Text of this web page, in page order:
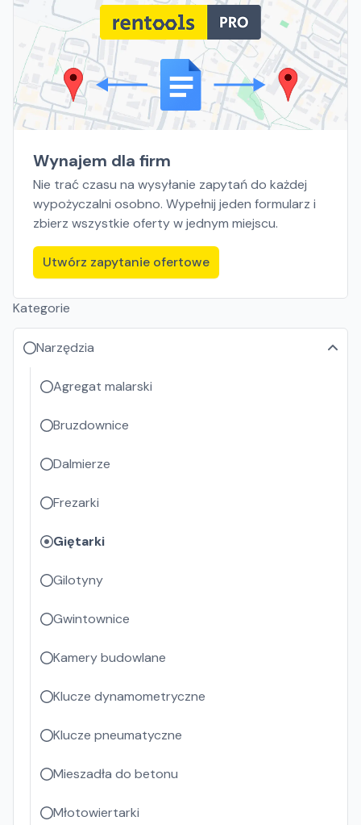
Wynajem dla firm
Nie trać czasu na wysyłanie zapytań do każdej
wypożyczalni osobno. Wypełnij jeden formularz i
zbierz wszystkie oferty w jednym miejscu.
Utwórz zapytanie ofertowe
Kategorie
Narzędzia
Agregat malarski
Bruzdownice
Dalmierze
Frezarki
Giętarki
Gilotyny
Gwintownice
Kamery budowlane
Klucze dynamometryczne
Klucze pneumatyczne
Mieszadła do betonu
Młotowiertarki